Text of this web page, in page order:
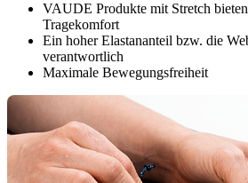
VAUDE Produkte mit Stretch
Tragekomfort
Ein hoher Elastananteil bzw. die
verantwortlich
Maximale Bewegungsfreiheit